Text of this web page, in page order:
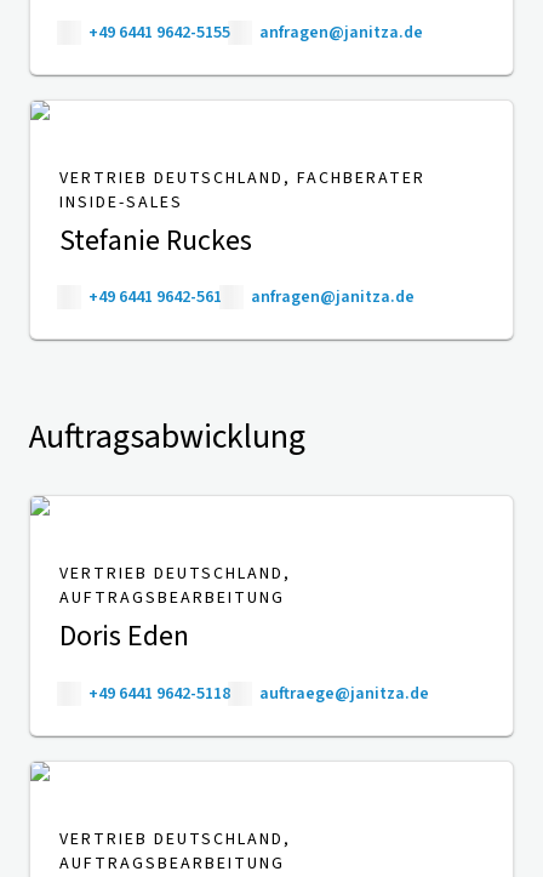
+49 6441 9642-5155 anfragen@janitza.de
VERTRIEB DEUTSCHLAND, FACHBERATER
INSIDE-SALES
Stefanie Ruckes
+49 6441 9642-561 anfragen@janitza.de
Auftragsabwicklung
VERTRIEB DEUTSCHLAND,
AUFTRAGSBEARBEITUNG
Doris Eden
+49 6441 9642-5118 auftraege@janitza.de
VERTRIEB DEUTSCHLAND,
AUFTRAGSBEARBEITUNG